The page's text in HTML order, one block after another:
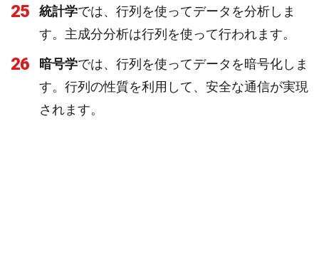
25 統計学では、行列を使ってデータを分析しま
す。主成分分析は行列を使って行われます。
26 暗号学では、行列を使ってデータを暗号化しま
す。行列の性質を利用して、安全な通信が実現
されます。